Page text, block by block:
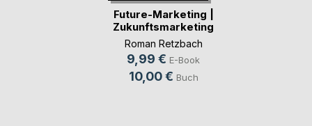
Future-Marketing |
Zukunftsmarketing
Roman Retzbach
9,99 € E-Book
10,00 € Buch